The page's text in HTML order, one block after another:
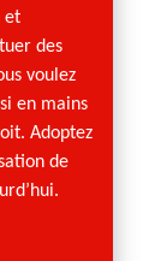
et
des
voulez
en mains
Adoptez
de